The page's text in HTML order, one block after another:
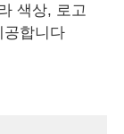
색상, 로고
공합니다